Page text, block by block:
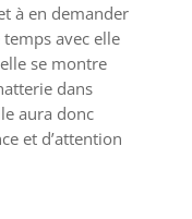
à en demander
avec elle
se montre
dans
aura donc
et d’attention